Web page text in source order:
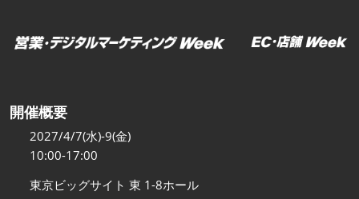
開催概要
2027/4/7(水)-9(金)
10:00-17:00
東京ビッグサイト 東 1-8ホール